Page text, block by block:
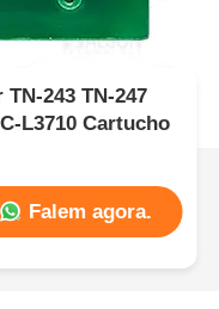
243 TN-247
L3710 Cartucho
Falem agora.